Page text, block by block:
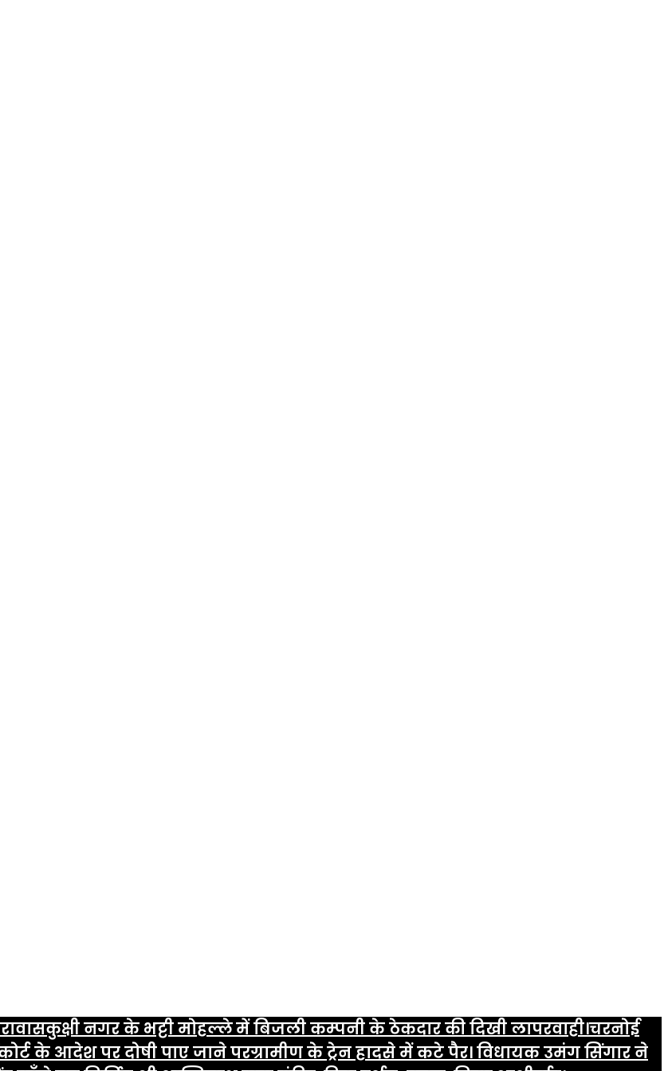
कुक्षी नगर के भट्टी मोहल्ले में बिजली कम्पनी के ठेकदार की दिखी लापरवाही।चरनोई
के आदेश पर दोषी पाए जाने परग्रामीण के ट्रेन हादसे में कटे पैर। विधायक उमंग सिंगार ने